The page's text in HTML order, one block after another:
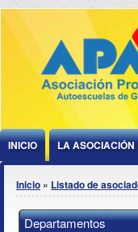
Jump to Content
INICIO LA ASOCIACIÓN
Se encuentra
Inicio » Listado de
Departamentos